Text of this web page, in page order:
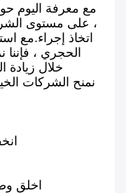
مع معرفة اليوم
، على مستوى
اتخاذ إجراء.مع
الحجري ، فإننا
خلال زيادة
اخلق